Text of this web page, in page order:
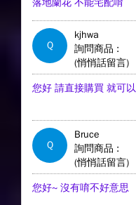
落地蘭花 不能宅配唷
Q
kjhwa
詢問商品 :
(悄悄話留言)
您好 請直接購買 就可以
Q
Bruce
詢問商品 :
(悄悄話留言)
您好~ 沒有唷不好意思